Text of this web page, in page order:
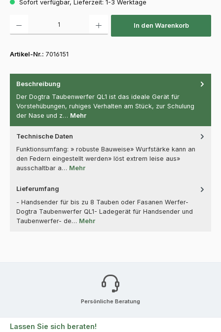
Sofort verfügbar, Lieferzeit: 1-3 Werktage
In den Warenkorb
Artikel-Nr.: 7016151
Beschreibung
Der Dogtra Taubenwerfer QL1 ist das ideale Gerät für
Vorstehübungen, ruhiges Verhalten am Stück, zur Schulung
der Nase und z… Mehr
Technische Daten
Funktionsumfang: » robuste Bauweise» Wurfstärke kann an
den Federn eingestellt werden» löst extrem leise aus»
ausschaltbar a… Mehr
Lieferumfang
- Handsender für bis zu 8 Tauben oder Fasanen Werfer-
Dogtra Taubenwerfer QL1- Ladegerät für Handsender und
Taubenwerfer- de… Mehr
Persönliche Beratung
Lassen Sie sich beraten!